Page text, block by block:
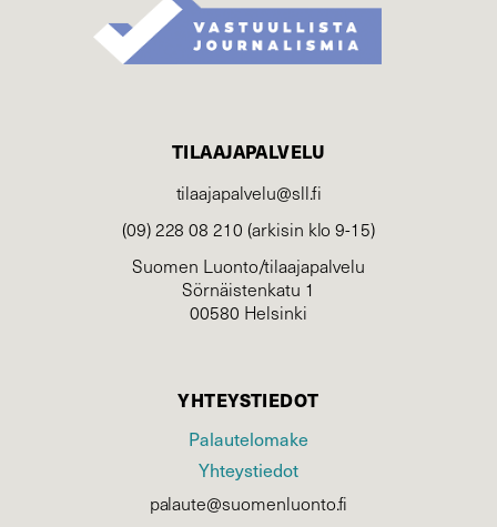
TILAAJAPALVELU
tilaajapalvelu@sll.fi
(09) 228 08 210 (arkisin klo 9-15)
Suomen Luonto/tilaajapalvelu
Sörnäistenkatu 1
00580 Helsinki
YHTEYSTIEDOT
Palautelomake
Yhteystiedot
palaute@suomenluonto.fi